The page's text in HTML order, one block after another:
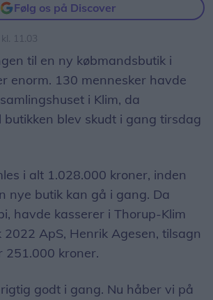
Følg os på Discover
11.03
til en ny købmandsbutik i
enorm. 130 mennesker havde
i Klim, da
butikken blev skudt i gang tirsdag
i alt 1.028.000 kroner, inden
nye butik kan gå i gang. Da
havde kasserer i Thorup-Klim
ApS, Henrik Agesen, tilsagn
251.000 kroner.
godt i gang. Nu håber vi på